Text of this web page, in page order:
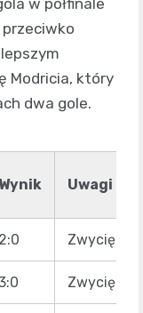
w półfinale
Modricia, który
dwa gole.
Wynik Uwagi
2:0